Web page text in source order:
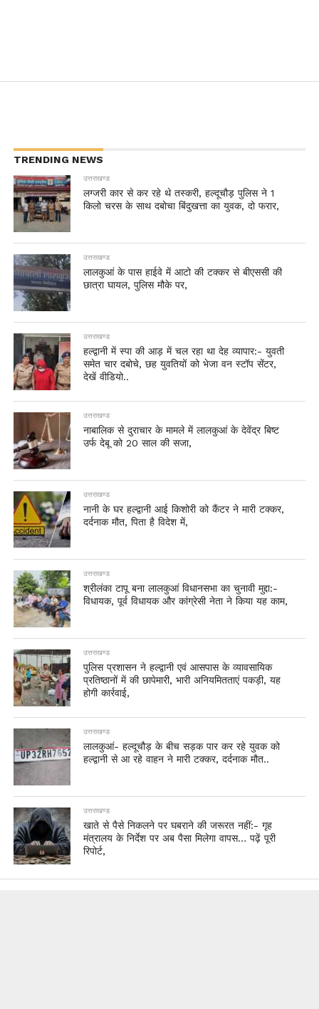
TRENDING NEWS
उत्तराखण्ड
लग्जरी कार से कर रहे थे तस्करी, हल्दूचौड़ पुलिस ने 1
किलो चरस के साथ दबोचा बिंदुखत्ता का युवक, दो फरार,
उत्तराखण्ड
लालकुआं के पास हाईवे में आटो की टक्कर से बीएससी की
छात्रा घायल, पुलिस मौके पर,
उत्तराखण्ड
हल्द्वानी में स्पा की आड़ में चल रहा था देह व्यापार:- युवती
समेत चार दबोचे, छह युवतियों को भेजा वन स्टॉप सेंटर,
देखें वीडियो..
उत्तराखण्ड
नाबालिक से दुराचार के मामले में लालकुआं के देवेंद्र बिष्ट
उर्फ देबू को 20 साल की सजा,
उत्तराखण्ड
नानी के घर हल्द्वानी आई किशोरी को कैंटर ने मारी टक्कर,
दर्दनाक मौत, पिता है विदेश में,
उत्तराखण्ड
श्रीलंका टापू बना लालकुआं विधानसभा का चुनावी मुद्दा:-
विधायक, पूर्व विधायक और कांग्रेसी नेता ने किया यह काम,
उत्तराखण्ड
पुलिस प्रशासन ने हल्द्वानी एवं आसपास के व्यावसायिक
प्रतिष्ठानों में की छापेमारी, भारी अनियमितताएं पकड़ी, यह
होगी कार्रवाई,
उत्तराखण्ड
लालकुआं- हल्दूचौड़ के बीच सड़क पार कर रहे युवक को
हल्द्वानी से आ रहे वाहन ने मारी टक्कर, दर्दनाक मौत..
उत्तराखण्ड
खाते से पैसे निकलने पर घबराने की जरूरत नहीं:- गृह
मंत्रालय के निर्देश पर अब पैसा मिलेगा वापस… पढ़ें पूरी
रिपोर्ट,